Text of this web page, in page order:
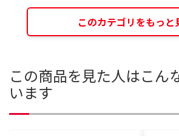
このカテゴリをもっと
この商品を見た人はこん
います